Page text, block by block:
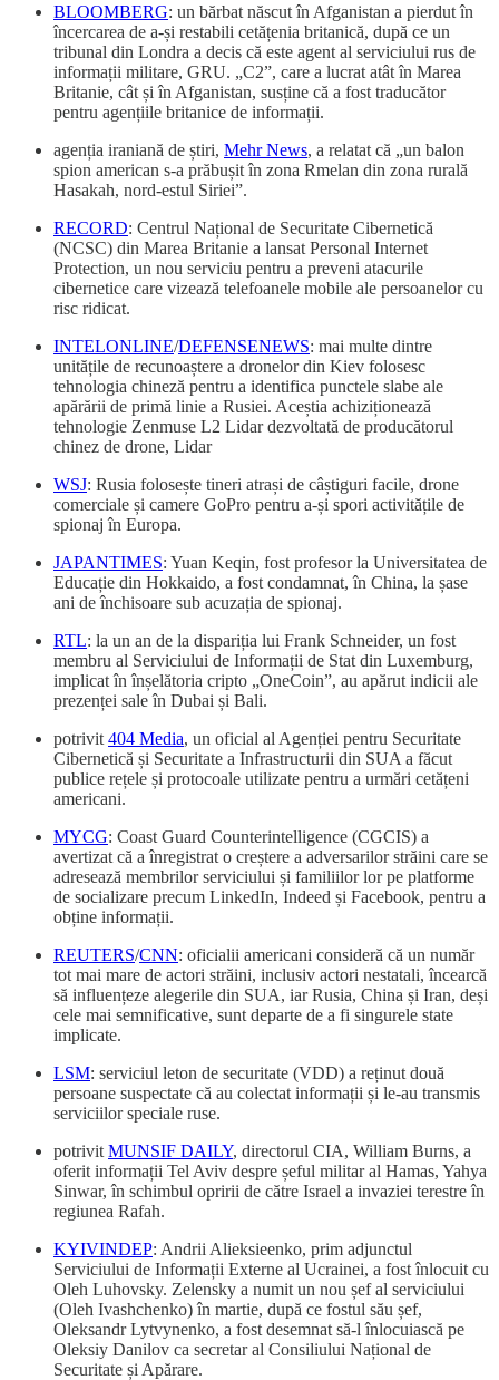
BLOOMBERG: un bărbat născut în Afganistan a pierdut în
încercarea de a-și restabili cetățenia britanică, după ce un
tribunal din Londra a decis că este agent al serviciului rus de
informații militare, GRU. „C2”, care a lucrat atât în Marea
Britanie, cât și în Afganistan, susține că a fost traducător
pentru agențiile britanice de informații.
agenția iraniană de știri, Mehr News, a relatat că „un balon
spion american s-a prăbușit în zona Rmelan din zona rurală
Hasakah, nord-estul Siriei”.
RECORD: Centrul Național de Securitate Cibernetică
(NCSC) din Marea Britanie a lansat Personal Internet
Protection, un nou serviciu pentru a preveni atacurile
cibernetice care vizează telefoanele mobile ale persoanelor cu
risc ridicat.
INTELONLINE/DEFENSENEWS: mai multe dintre
unitățile de recunoaștere a dronelor din Kiev folosesc
tehnologia chineză pentru a identifica punctele slabe ale
apărării de primă linie a Rusiei. Aceștia achiziționează
tehnologie Zenmuse L2 Lidar dezvoltată de producătorul
chinez de drone, Lidar
WSJ: Rusia folosește tineri atrași de câștiguri facile, drone
comerciale și camere GoPro pentru a-și spori activitățile de
spionaj în Europa.
JAPANTIMES: Yuan Keqin, fost profesor la Universitatea de
Educație din Hokkaido, a fost condamnat, în China, la șase
ani de închisoare sub acuzația de spionaj.
RTL: la un an de la dispariția lui Frank Schneider, un fost
membru al Serviciului de Informații de Stat din Luxemburg,
implicat în înșelătoria cripto „OneCoin”, au apărut indicii ale
prezenței sale în Dubai și Bali.
potrivit 404 Media, un oficial al Agenției pentru Securitate
Cibernetică și Securitate a Infrastructurii din SUA a făcut
publice rețele și protocoale utilizate pentru a urmări cetățeni
americani.
MYCG: Coast Guard Counterintelligence (CGCIS) a
avertizat că a înregistrat o creștere a adversarilor străini care se
adresează membrilor serviciului și familiilor lor pe platforme
de socializare precum LinkedIn, Indeed și Facebook, pentru a
obține informații.
REUTERS/CNN: oficialii americani consideră că un număr
tot mai mare de actori străini, inclusiv actori nestatali, încearcă
să influențeze alegerile din SUA, iar Rusia, China și Iran, deși
cele mai semnificative, sunt departe de a fi singurele state
implicate.
LSM: serviciul leton de securitate (VDD) a reținut două
persoane suspectate că au colectat informații și le-au transmis
serviciilor speciale ruse.
potrivit MUNSIF DAILY, directorul CIA, William Burns, a
oferit informații Tel Aviv despre șeful militar al Hamas, Yahya
Sinwar, în schimbul opririi de către Israel a invaziei terestre în
regiunea Rafah.
KYIVINDEP: Andrii Alieksieenko, prim adjunctul
Serviciului de Informații Externe al Ucrainei, a fost înlocuit cu
Oleh Luhovsky. Zelensky a numit un nou șef al serviciului
(Oleh Ivashchenko) în martie, după ce fostul său șef,
Oleksandr Lytvynenko, a fost desemnat să-l înlocuiască pe
Oleksiy Danilov ca secretar al Consiliului Național de
Securitate și Apărare.